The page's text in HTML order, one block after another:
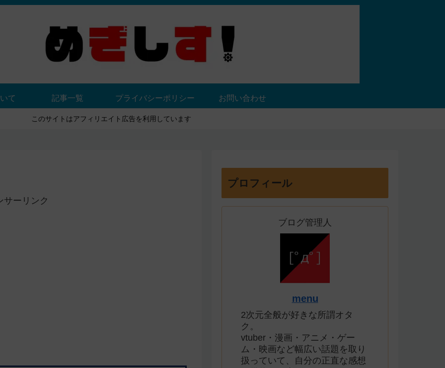
て 記事一覧 プライバシーポリシー お問い合わせ
このサイトはアフィリエイト広告を利用しています
サーリンク
プロフィール
ブログ管理人
menu
2次元全般が好きな所謂オタ
ク。
vtuber・漫画・アニメ・ゲー
ム・映画など幅広い話題を取り
扱っていて、自分の正直な感想